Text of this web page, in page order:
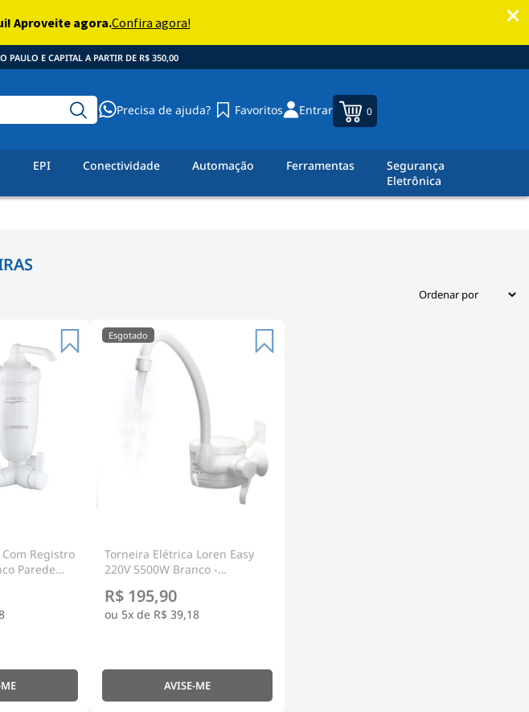
PAULO E CAPITAL A PARTIR DE R$ 350,00
Precisa de ajuda? Favoritos Entrar 0
EPI Conectividade Automação Ferramentas
Segurança
Eletrônica
Registro
Parede
Torneira Elétrica Loren Easy
220V 5500W Branco -
R$ 195,90
5x de R$ 39,18
AVISE-ME